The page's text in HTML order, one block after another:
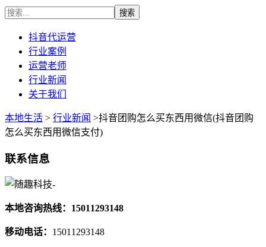
抖音代运营
行业案例
运营老师
行业新闻
关于我们
本地生活 > 行业新闻 >抖音团购怎么买东西用微信(抖音团购
怎么买东西用微信支付)
联系信息
本地咨询热线：15011293148
移动电话： 15011293148